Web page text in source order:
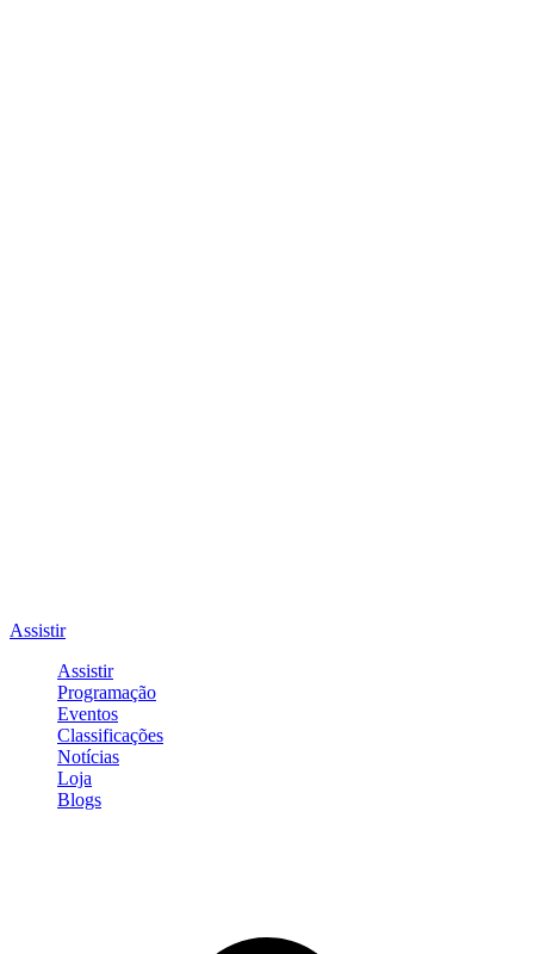
Assistir
Assistir
Programação
Eventos
Classificações
Notícias
Loja
Blogs